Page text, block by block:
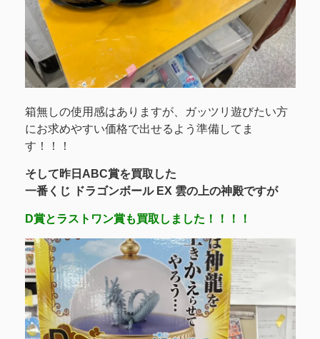
箱無しの使用感はありますが、ガッツリ遊びたい方
にお求めやすい価格で出せるよう準備してま
す！！！
そして昨日ABC賞を買取した
一番くじ ドラゴンボール EX 雲の上の神殿ですが
D賞とラストワン賞も買取しました！！！！